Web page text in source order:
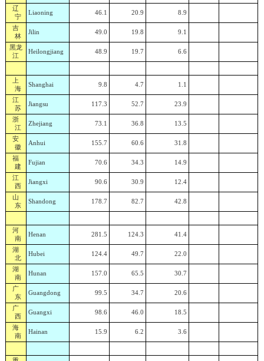
辽
宁
Liaoning 46.1 20.9 8.9
吉
林
Jilin 49.0 19.8 9.1
黑龙
江
Heilongjiang 48.9 19.7 6.6
上
海
Shanghai 9.8 4.7 1.1
江
苏
Jiangsu 117.3 52.7 23.9
浙
江
Zhejiang 73.1 36.8 13.5
安
徽
Anhui 155.7 60.6 31.8
福
建
Fujian 70.6 34.3 14.9
江
西
Jiangxi 90.6 30.9 12.4
山
东
Shandong 178.7 82.7 42.8
河
南
Henan 281.5 124.3 41.4
湖
北
Hubei 124.4 49.7 22.0
湖
南
Hunan 157.0 65.5 30.7
广
东
Guangdong 99.5 34.7 20.6
广
西
Guangxi 98.6 46.0 18.5
海
南
Hainan 15.9 6.2 3.6